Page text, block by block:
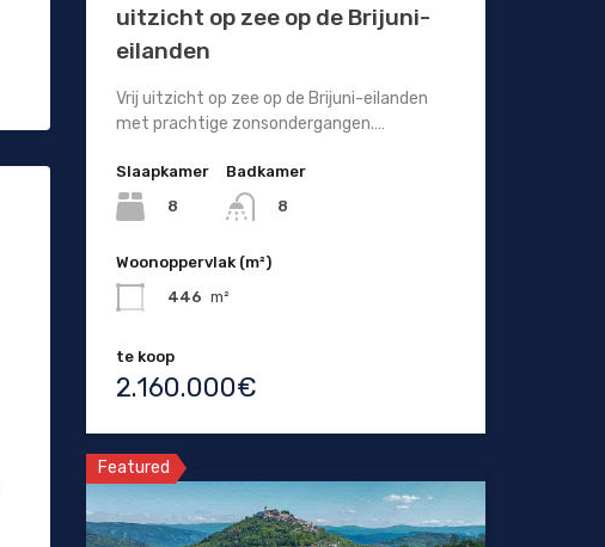
uitzicht op zee op de Brijuni-
eilanden
Vrij uitzicht op zee op de Brijuni-eilanden
met prachtige zonsondergangen.…
Slaapkamer
8
Badkamer
8
Woonoppervlak (m²)
446 m²
te koop
2.160.000€
Featured